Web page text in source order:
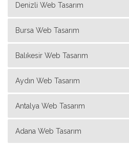
Denizli Web Tasarım
Bursa Web Tasarım
Balıkesir Web Tasarım
Aydın Web Tasarım
Antalya Web Tasarım
Adana Web Tasarım